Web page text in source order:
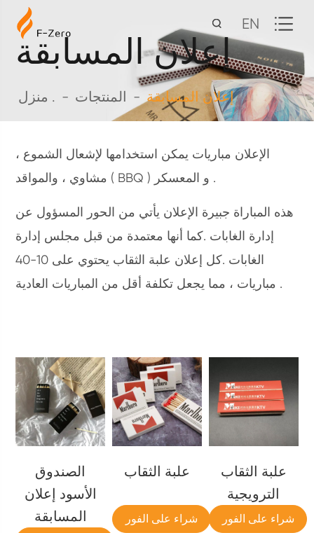
EN
إعلان المسابقة
منزل . المنتجات إعلان المسابقة
الإعلان مباريات يمكن استخدامها لإشعال الشموع ،
مشاوي ، والمواقد ( BBQ ) و المعسكر .
هذه المباراة جبيرة الإعلان يأتي من الحور المسؤول عن
إدارة الغابات .كما أنها معتمدة من قبل مجلس إدارة
الغابات .كل إعلان علبة الثقاب يحتوي على 10-40
مباريات ، مما يجعل تكلفة أقل من المباريات العادية .
الصندوق
الأسود إعلان
المسابقة
علبة الثقاب
شراء على الفور
علبة الثقاب
الترويجية
شراء على الفور